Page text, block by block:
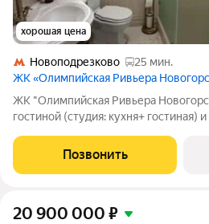
хорошая цена
Новоподрезково
25 мин.
ЖК «Олимпийская Ривьера
ЖК "Олимпийская Ривьера
гостиной (студия: кухня+
мебелью, два с/у и отдельная
остекление, элитное окружение. Это
Позвонить
20 900 000 ₽